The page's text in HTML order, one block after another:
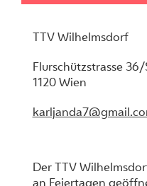
TTV Wilhelmsdorf
Flurschützstrasse
1120 Wien
Der TTV
an Feiertagen